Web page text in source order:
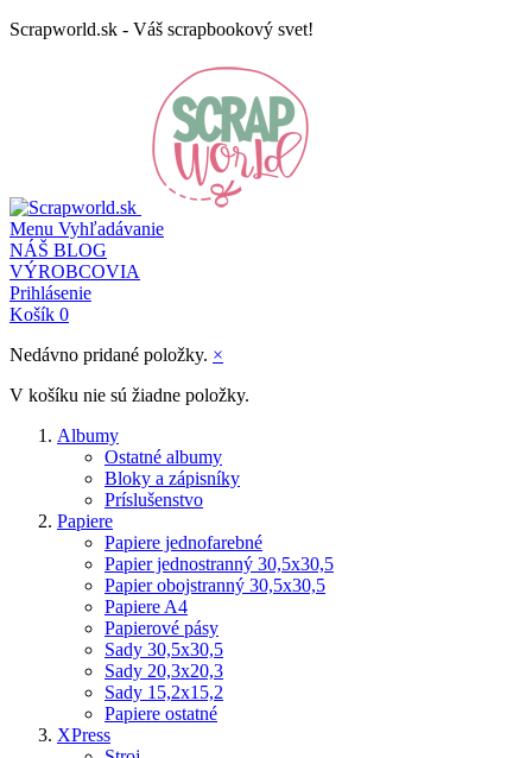
Scrapworld.sk - Váš scrapbookový svet!
Menu Vyhľadávanie
NÁŠ BLOG
VÝROBCOVIA
Prihlásenie
Košík 0
Nedávno pridané položky. ×
V košíku nie sú žiadne položky.
Albumy
Ostatné albumy
Bloky a zápisníky
Príslušenstvo
Papiere
Papiere jednofarebné
Papier jednostranný 30,5x30,5
Papier obojstranný 30,5x30,5
Papiere A4
Papierové pásy
Sady 30,5x30,5
Sady 20,3x20,3
Sady 15,2x15,2
Papiere ostatné
XPress